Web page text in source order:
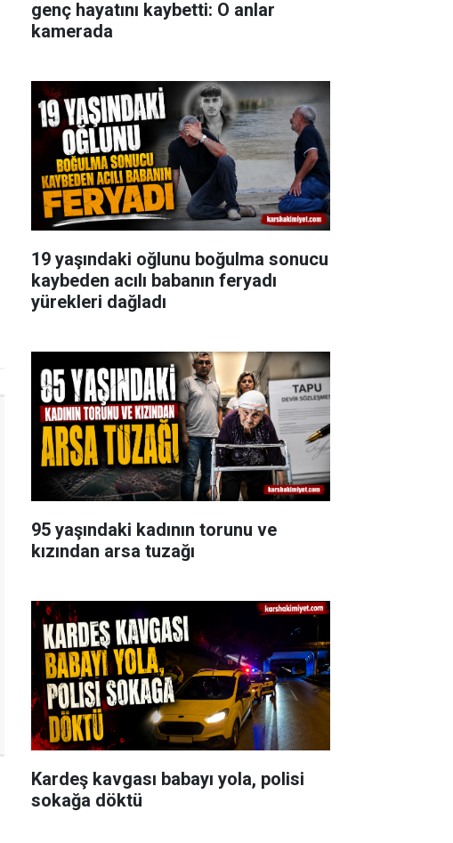
genç hayatını kaybetti: O anlar
kamerada
19 yaşındaki oğlunu boğulma sonucu
kaybeden acılı babanın feryadı
yürekleri dağladı
95 yaşındaki kadının torunu ve
kızından arsa tuzağı
Kardeş kavgası babayı yola, polisi
sokağa döktü